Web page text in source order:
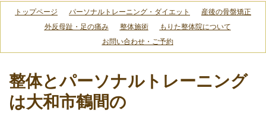
トップページ パーソナルトレーニング・ダイエット
産後の骨盤矯正
外反母趾・足の痛み
整体施術
もりた整体院について
お問い合わせ・ご予約
整体とパーソナルトレーニング
は大和市鶴間の